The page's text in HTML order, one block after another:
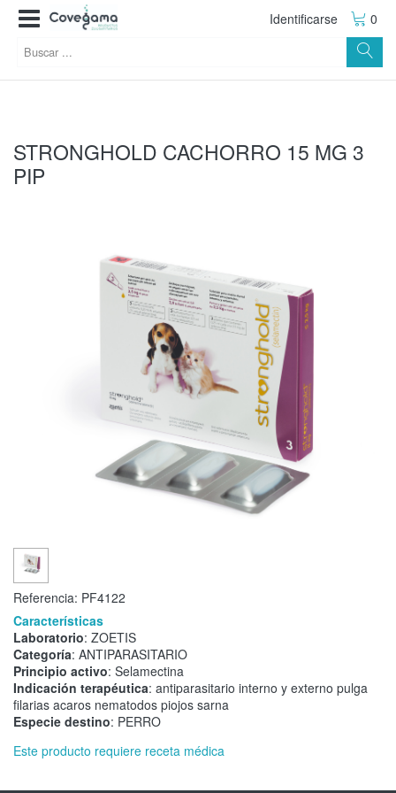
Identificarse 0
STRONGHOLD CACHORRO 15 MG 3
PIP
Referencia: PF4122
Características
Laboratorio: ZOETIS
Categoría: ANTIPARASITARIO
Principio activo: Selamectina
Indicación terapéutica: antiparasitario interno y externo pulga
filarias acaros nematodos piojos sarna
Especie destino: PERRO
Este producto requiere receta médica